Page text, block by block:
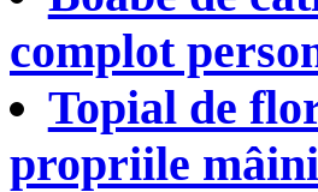
complot
Topial de
propriile mâini